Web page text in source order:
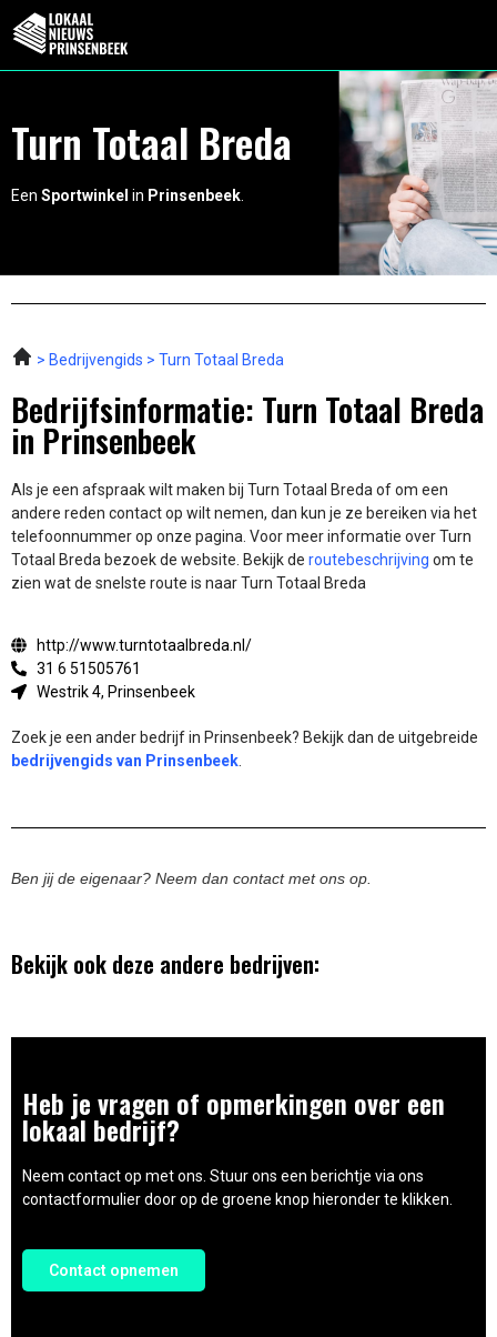
Turn Totaal Breda
Een Sportwinkel in Prinsenbeek
Bedrijvengids Turn Totaal Breda
Bedrijfsinformatie: Turn Totaal Breda
in Prinsenbeek
Als je een afspraak wilt maken bij Turn Totaal Breda of om een
andere reden contact op wilt nemen, dan kun je ze bereiken via het
telefoonnummer op onze pagina. Voor meer informatie over Turn
Totaal Breda bezoek de website. Bekijk de routebeschrijving om te
zien wat de snelste route is naar Turn Totaal Breda
http://www.turntotaalbreda.nl/
31 6 51505761
Westrik 4, Prinsenbeek
Zoek je een ander bedrijf in Prinsenbeek? Bekijk dan de uitgebreide
bedrijvengids van Prinsenbeek
Ben jij de eigenaar? Neem dan contact met ons op.
Bekijk ook deze andere bedrijven:
Heb je vragen of opmerkingen over een
lokaal bedrijf?
Neem contact op met ons. Stuur ons een berichtje via ons
contactformulier door op de groene knop hieronder te klikken.
Contact opnemen